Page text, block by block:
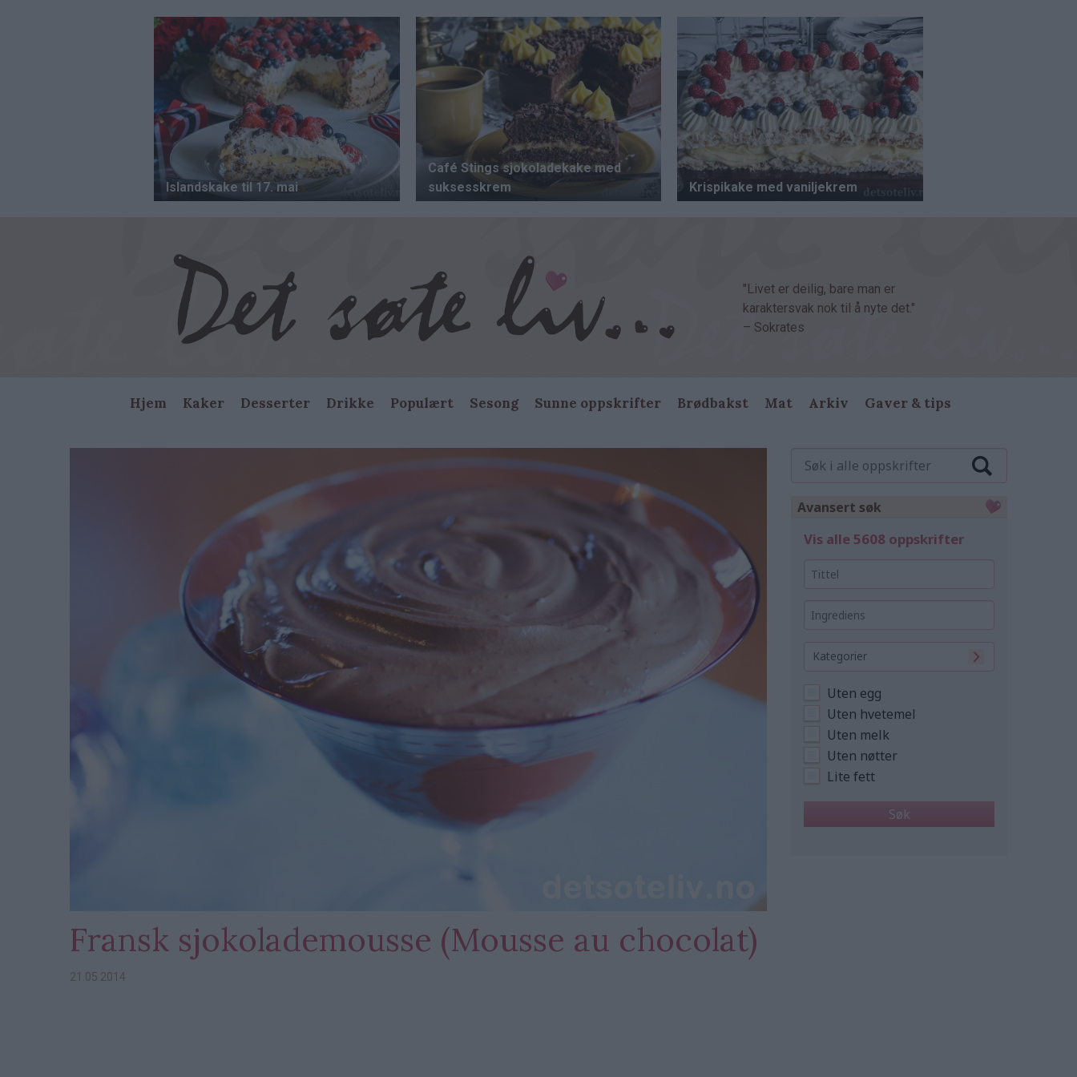
"Livet er deilig, bare man er
karaktersvak nok til å nyte det."
– Sokrates
Main
navigation
Hjem Kaker Desserter Drikke Populært Sesong Sunne oppskrifter Brødbakst Mat Arkiv Gaver & tips
Fransk sjokolademousse (Mousse au chocolat)
21.05.2014
Avansert søk
Vis alle 5608 oppskrifter
Kategorier
Uten egg
Uten hvetemel
Uten melk
Uten nøtter
Lite fett